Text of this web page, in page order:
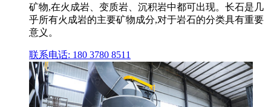
矿物,在火成岩、变质岩、沉积岩中都可出现。长石是几
乎所有火成岩的主要矿物成分,对于岩石的分类具有重要
意义。
联系电话: 180 3780 8511